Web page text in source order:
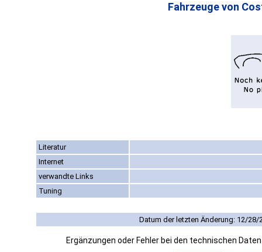
Fahrzeuge von
Literatur
Internet
verwandte Links
Tuning
Datum der letzten Änderung: 12/28/
Ergänzungen oder Fehler bei den technischen